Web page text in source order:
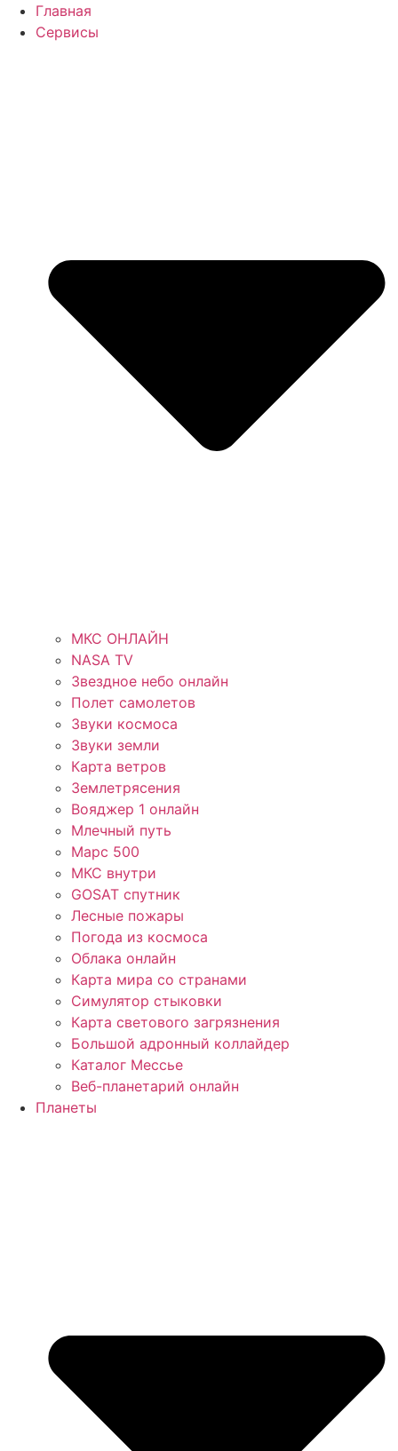
ПерейтиГлавная
Сервисы
МКС ОНЛАЙН
NASA TV
Звездное небо онлайн
Полет самолетов
Звуки космоса
Звуки земли
Карта ветров
Землетрясения
Вояджер 1 онлайн
Млечный путь
Марс 500
МКС внутри
GOSAT спутник
Лесные пожары
Погода из космоса
Облака онлайн
Карта мира со странами
Симулятор стыковки
Карта светового загрязнения
Большой адронный коллайдер
Каталог Мессье
Веб-планетарий онлайн
Планеты